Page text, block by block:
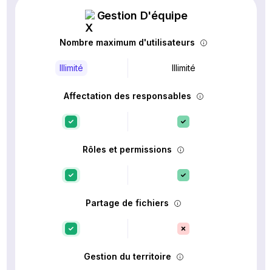
Gestion D'équipe
Nombre maximum d'utilisateurs
Illimité Illimité
Affectation des responsables
Rôles et permissions
Partage de fichiers
Gestion du territoire